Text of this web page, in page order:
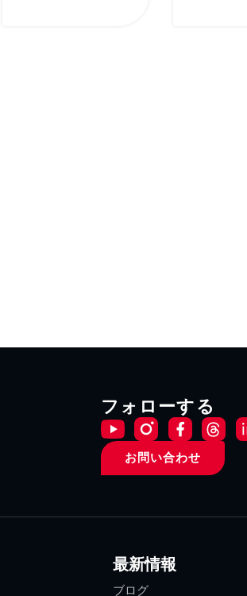
フォローする
お問い合わせ
最新情報
ブログ